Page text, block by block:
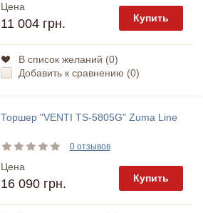
Цена
11 004 грн. Купить
В список желаний (0)
Добавить к сравнению (0)
Торшер "VENTI TS-5805G" Zuma Line
0 отзывов
Цена
16 090 грн. Купить